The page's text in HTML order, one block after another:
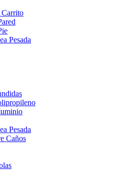
Carrito
Pesada
Pesada
Caños